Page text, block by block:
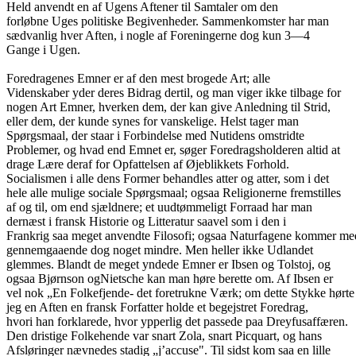
Held anvendt en af Ugens Aftener til Samtaler om den
forløbne Uges politiske Begivenheder. Sammenkomster har man
sædvanlig hver Aften, i nogle af Foreningerne dog kun 3—4
Gange i Ugen.
Foredragenes Emner er af den mest brogede Art; alle
Videnskaber yder deres Bidrag dertil, og man viger ikke tilbage for
nogen Art Emner, hverken dem, der kan give Anledning til Strid,
eller dem, der kunde synes for vanskelige. Helst tager man
Spørgsmaal, der staar i Forbindelse med Nutidens omstridte
Problemer, og hvad end Emnet er, søger Foredragsholderen altid at
drage Lære deraf for Opfattelsen af Øjeblikkets Forhold.
Socialismen i alle dens Former behandles atter og atter, som i det
hele alle mulige sociale Spørgsmaal; ogsaa Religionerne fremstilles
af og til, om end sjældnere; et uudtømmeligt Forraad har man
dernæst i fransk Historie og Litteratur saavel som i den i
Frankrig saa meget anvendte Filosofi; ogsaa Naturfagene kommer
gennemgaaende dog noget mindre. Men heller ikke Udlandet
glemmes. Blandt de meget yndede Emner er Ibsen og Tolstoj, og
ogsaa Bjørnson ogNietsche kan man høre berette om. Af Ibsen er
vel nok „En Folkefjende- det foretrukne Værk; om dette Stykke hørte
jeg en Aften en fransk Forfatter holde et begejstret Foredrag,
hvori han forklarede, hvor ypperlig det passede paa Dreyfusaffæren.
Den dristige Folkehende var snart Zola, snart Picquart, og hans
Afsløringer nævnedes stadig „j’accuse". Til sidst kom saa en lille